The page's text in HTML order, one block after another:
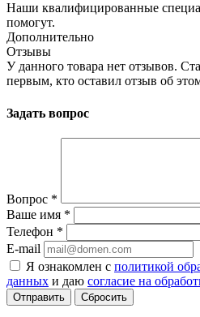
Наши квалифицированные
помогут.
Дополнительно
Отзывы
У данного товара нет отзывов.
первым, кто оставил отзыв об
Задать вопрос
Вопрос *
Ваше имя *
Телефон *
E-mail
Я ознакомлен с политикой
данных и даю согласие на
Сбросить